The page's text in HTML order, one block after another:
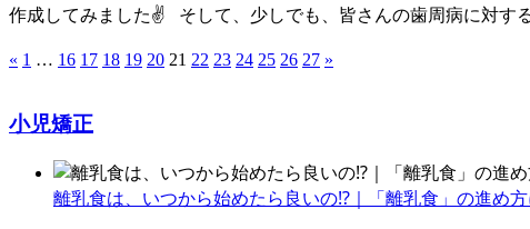
作成してみました✌️ そして、少しでも、皆さんの歯周病に対す
« 1 … 16 17 18 19 20 21 22 23 24 25 26 27 »
小児矯正
離乳食は、いつから始めたら良いの⁉️｜「離乳食」の進め